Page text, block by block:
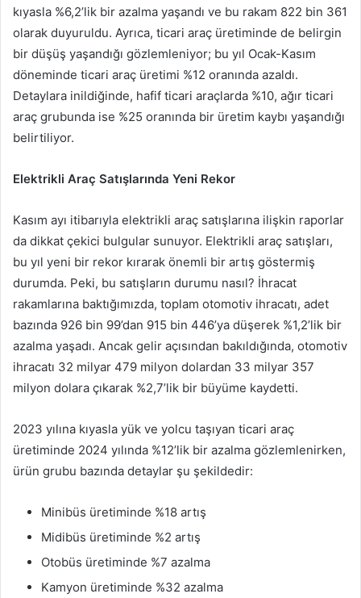
kıyasla %6,2’lik bir azalma yaşandı ve bu rakam 822 bin 361
olarak duyuruldu. Ayrıca, ticari araç üretiminde de belirgin
bir düşüş yaşandığı gözlemleniyor; bu yıl Ocak-Kasım
döneminde ticari araç üretimi %12 oranında azaldı.
Detaylara inildiğinde, hafif ticari araçlarda %10, ağır ticari
araç grubunda ise %25 oranında bir üretim kaybı yaşandığı
belirtiliyor.
Elektrikli Araç Satışlarında Yeni Rekor
Kasım ayı itibarıyla elektrikli araç satışlarına ilişkin raporlar
da dikkat çekici bulgular sunuyor. Elektrikli araç satışları,
bu yıl yeni bir rekor kırarak önemli bir artış göstermiş
durumda. Peki, bu satışların durumu nasıl? İhracat
rakamlarına baktığımızda, toplam otomotiv ihracatı, adet
bazında 926 bin 99’dan 915 bin 446’ya düşerek %1,2’lik bir
azalma yaşadı. Ancak gelir açısından bakıldığında, otomotiv
ihracatı 32 milyar 479 milyon dolardan 33 milyar 357
milyon dolara çıkarak %2,7’lik bir büyüme kaydetti.
2023 yılına kıyasla yük ve yolcu taşıyan ticari araç
üretiminde 2024 yılında %12’lik bir azalma gözlemlenirken,
ürün grubu bazında detaylar şu şekildedir:
Minibüs üretiminde %18 artış
Midibüs üretiminde %2 artış
Otobüs üretiminde %7 azalma
Kamyon üretiminde %32 azalma